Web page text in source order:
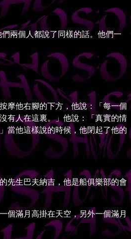
兩個人都說了同樣的話。他們一
他右腳的下方，他說：「每一個
有人在這裏。」他說：「真實的情
當他這樣說的時候，他閉起了他的
生巴夫納吉，他是船俱樂部的會
滿月高掛在天空，另外一個滿月